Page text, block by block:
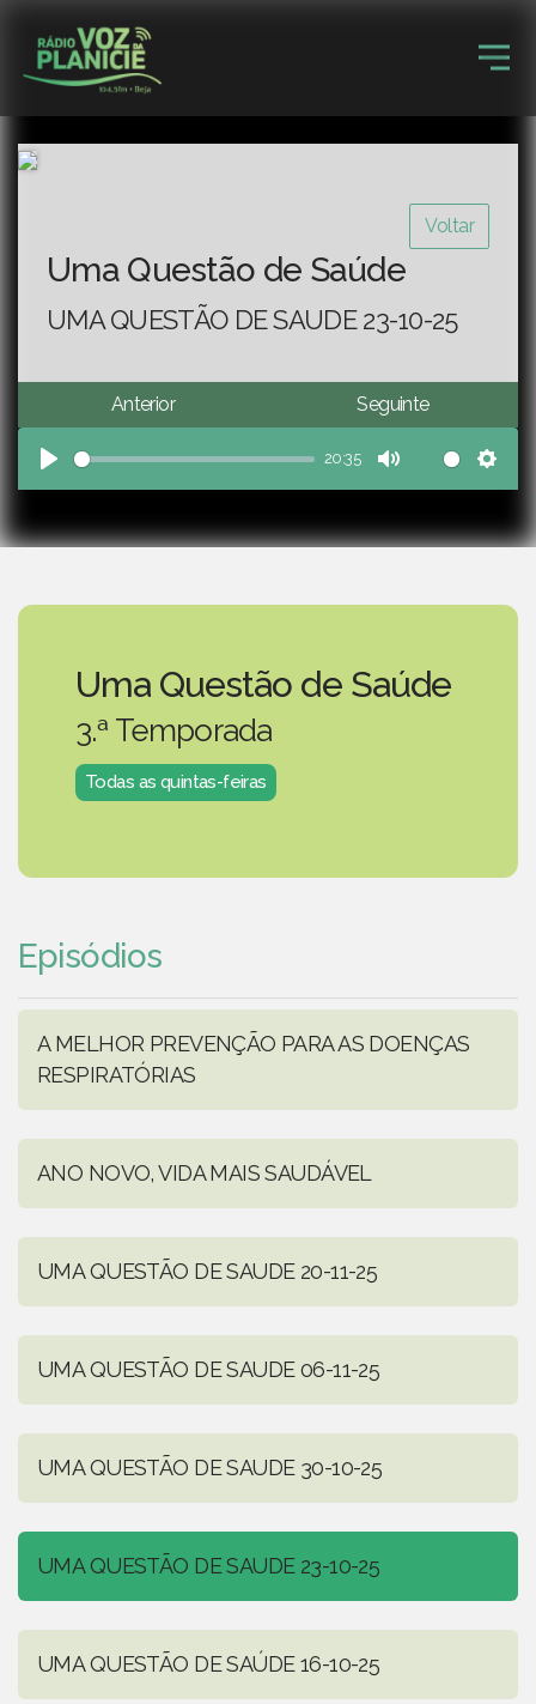
Voltar
Uma Questão de Saúde
UMA QUESTÃO DE SAUDE 23-10-25
Anterior Seguinte
Play
20:35
Mute
Uma Questão de Saúde
3.ª Temporada
Todas as quintas-feiras
Episódios
A MELHOR PREVENÇÃO PARA AS DOENÇAS
RESPIRATÓRIAS
ANO NOVO, VIDA MAIS SAUDÁVEL
UMA QUESTÃO DE SAUDE 20-11-25
UMA QUESTÃO DE SAUDE 06-11-25
UMA QUESTÃO DE SAUDE 30-10-25
UMA QUESTÃO DE SAUDE 23-10-25
UMA QUESTÃO DE SAÚDE 16-10-25